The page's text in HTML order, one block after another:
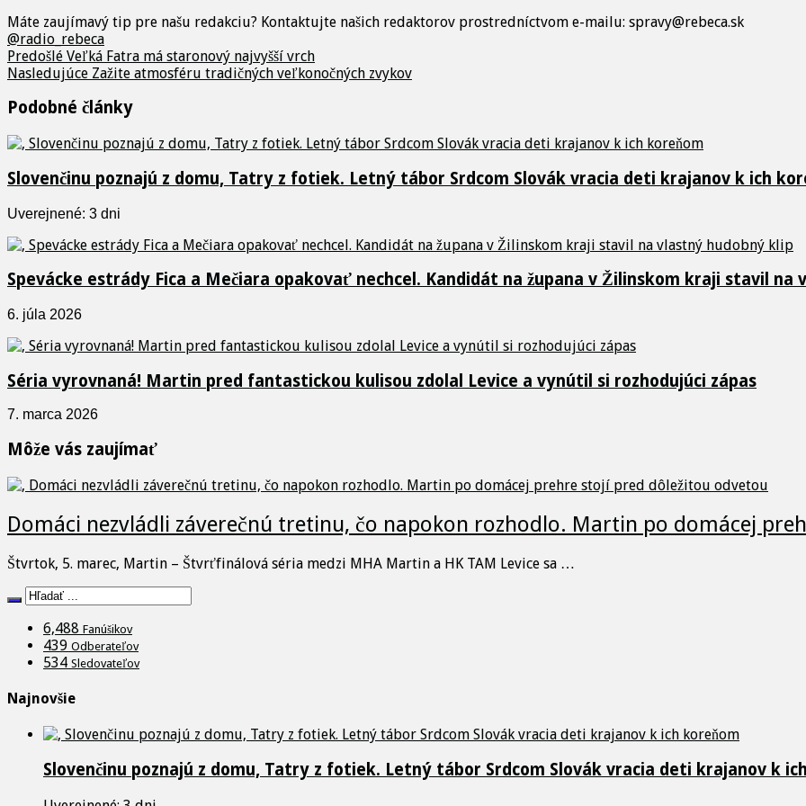
Máte zaujímavý tip pre našu redakciu? Kontaktujte našich redaktorov prostredníctvom e-mailu: spravy@rebeca.sk
@radio_rebeca
Predošlé Veľká Fatra má staronový najvyšší vrch
Nasledujúce Zažite atmosféru tradičných veľkonočných zvykov
Podobné články
Slovenčinu poznajú z domu, Tatry z fotiek. Letný tábor Srdcom Slovák vracia deti krajanov k ich
Uverejnené: 3 dni
Spevácke estrády Fica a Mečiara opakovať nechcel. Kandidát na župana v Žilinskom kraji stavil na
6. júla 2026
Séria vyrovnaná! Martin pred fantastickou kulisou zdolal Levice a vynútil si rozhodujúci zápas
7. marca 2026
Môže vás zaujímať
Domáci nezvládli záverečnú tretinu, čo napokon rozhodlo. Martin po domácej
Štvrtok, 5. marec, Martin – Štvrťfinálová séria medzi MHA Martin a HK TAM Levice sa …
6,488 Fanúšikov
439 Odberateľov
534 Sledovateľov
Najnovšie
Slovenčinu poznajú z domu, Tatry z fotiek. Letný tábor Srdcom Slovák vracia deti krajanov k